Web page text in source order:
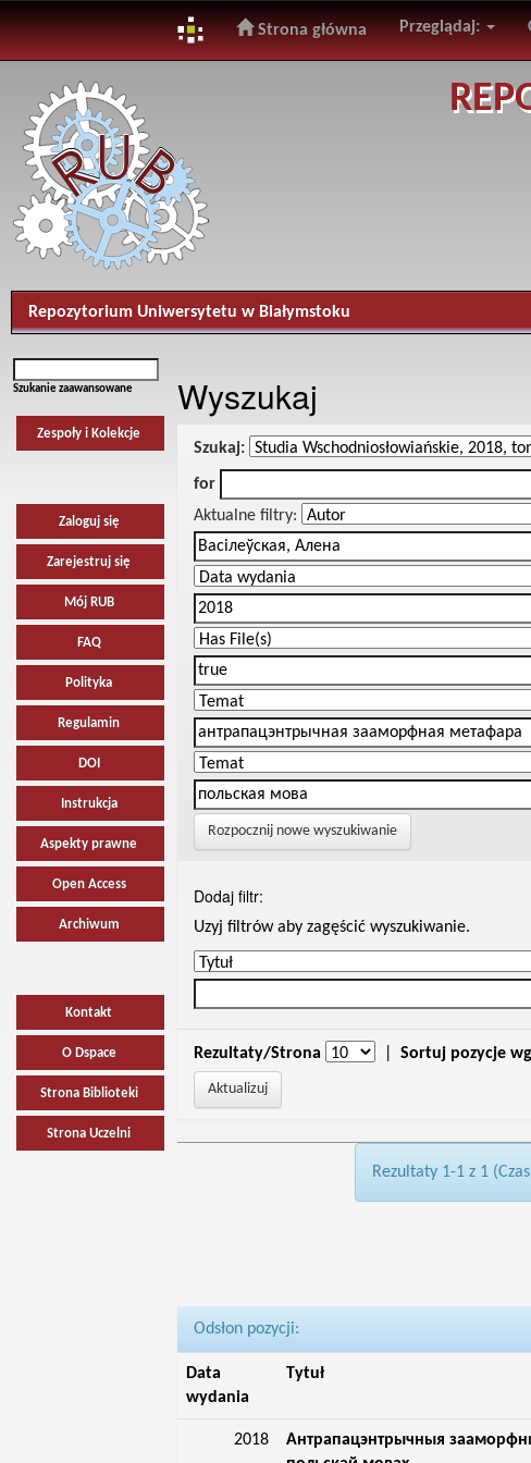
navigation
Strona główna Przeglądaj:
Repozytorium Uniwersytetu w Białymstoku
Szukanie zaawansowane
Zespoły i Kolekcje
Zaloguj się
Zarejestruj się
Mój RUB
FAQ
Polityka
Regulamin
DOI
Instrukcja
Aspekty prawne
Open Access
Archiwum
Kontakt
O Dspace
Strona Biblioteki
Strona Uczelni
Wyszukaj
Szukaj:
for
Aktualne filtry:
Rozpocznij nowe wyszukiwanie
Dodaj filtr:
Uzyj filtrów aby zagęścić wyszukiwanie.
Rezultaty/Strona Sortuj pozycje wg
Rezultaty 1-1 z 1
Odsłon pozycji:
Data
wydania
Tytuł
2018
Антрапацэнтрычныя